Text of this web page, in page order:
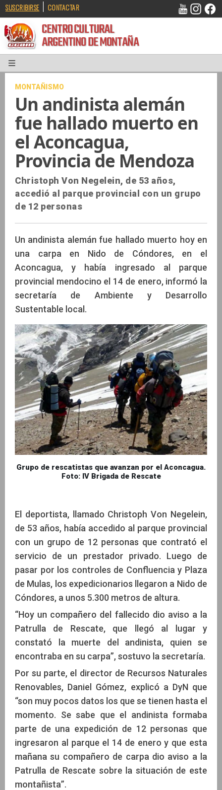
SUSCRIBIRSE | CONTACTAR
CENTRO CULTURAL
ARGENTINO DE MONTAÑA
MONTAÑISMO
Un andinista alemán
fue hallado muerto en
el Aconcagua,
Provincia de Mendoza
Christoph Von Negelein, de 53 años,
accedió al parque provincial con un grupo
de 12 personas
Un andinista alemán fue hallado muerto hoy en
una carpa en Nido de Cóndores, en el
Aconcagua, y había ingresado al parque
provincial mendocino el 14 de enero, informó la
secretaría de Ambiente y Desarrollo
Sustentable local.
Grupo de rescatistas que avanzan por el Aconcagua.
Foto: IV Brigada de Rescate
El deportista, llamado Christoph Von Negelein,
de 53 años, había accedido al parque provincial
con un grupo de 12 personas que contrató el
servicio de un prestador privado. Luego de
pasar por los controles de Confluencia y Plaza
de Mulas, los expedicionarios llegaron a Nido de
Cóndores, a unos 5.300 metros de altura.
“Hoy un compañero del fallecido dio aviso a la
Patrulla de Rescate, que llegó al lugar y
constató la muerte del andinista, quien se
encontraba en su carpa”, sostuvo la secretaría.
Por su parte, el director de Recursos Naturales
Renovables, Daniel Gómez, explicó a DyN que
“son muy pocos datos los que se tienen hasta el
momento. Se sabe que el andinista formaba
parte de una expedición de 12 personas que
ingresaron al parque el 14 de enero y que esta
mañana su compañero de carpa dio aviso a la
Patrulla de Rescate sobre la situación de este
montañista”.